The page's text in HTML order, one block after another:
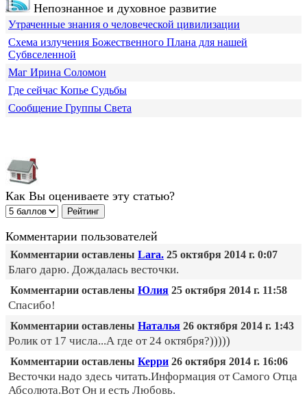
Непознанное и духовное развитие
Утраченные знания о человеческой цивилизации
Схема излучения Божественного Плана для нашей
Субвселенной
Маг Ирина Соломон
Где сейчас Копье Судьбы
Сообщение Группы Света
Как Вы оцениваете эту статью?
Комментарии пользователей
Комментарии оставлены Lara. 25 октября 2014 г. 0:07
Благо дарю. Дождалась весточки.
Комментарии оставлены Юлия 25 октября 2014 г. 11:58
Спасибо!
Комментарии оставлены Наталья 26 октября 2014 г. 1:43
Ролик от 17 числа...А где от 24 октября?)))))
Комментарии оставлены Керри 26 октября 2014 г. 16:06
Весточки надо здесь читать.Информация от Самого Отца
Абсолюта.Вот Он и есть Любовь.